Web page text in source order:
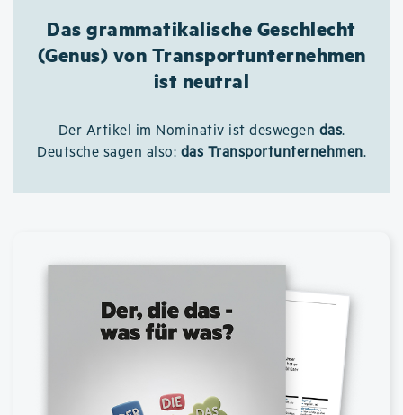
Das grammatikalische Geschlecht
(Genus) von Transportunternehmen
ist neutral
Der Artikel im Nominativ ist deswegen das.
Deutsche sagen also: das Transportunternehmen.